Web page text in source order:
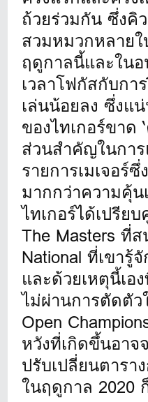
ถ้วยร่วมกัน ซึ่งคิ
สวมหมวกหลายใ
ฤดูกาลนี้และใน
เวลาโฟกัสกับกา
เล่นน้อยลง ซึ่งแ
ของไทเกอร์ขาด
ส่วนสำคัญในกา
รายการเมเจอร์
มากกว่าความคุ้
ไทเกอร์ได้เปรีย
The Masters ที่
National ที่เขา
และด้วยเหตุนี้เอ
ไม่ผ่านการตัดตัว
Open
หวังที่เกิดขึ้นอาจ
ปรับเปลี่ยนตารา
ในฤดูกาล 2020